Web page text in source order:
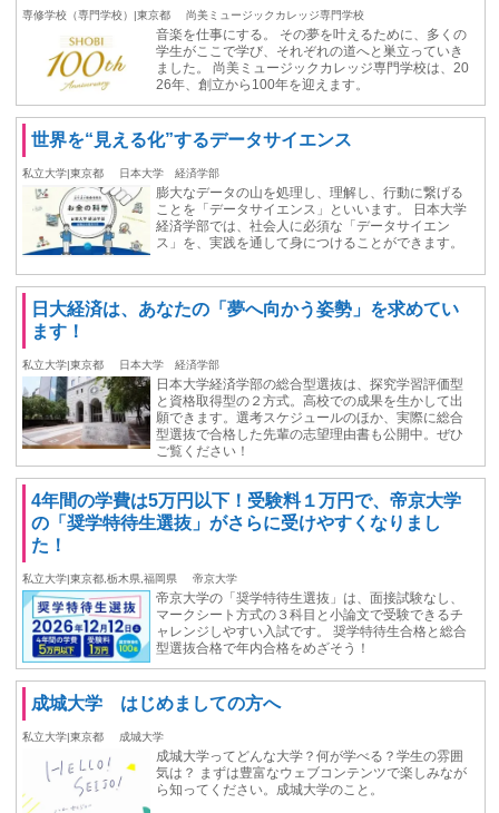
専修学校（専門学校）|東京都 尚美ミュージックカレッジ専門学校
音楽を仕事にする。 その夢を叶えるために、多くの
学生がここで学び、それぞれの道へと巣立っていき
ました。 尚美ミュージックカレッジ専門学校は、20
26年、創立から100年を迎えます。
世界を“見える化”するデータサイエンス
私立大学|東京都 日本大学 経済学部
膨大なデータの山を処理し、理解し、行動に繋げる
ことを「データサイエンス」といいます。 日本大学
経済学部では、社会人に必須な「データサイエン
ス」を、実践を通して身につけることができます。
日大経済は、あなたの「夢へ向かう姿勢」を求めてい
ます！
私立大学|東京都 日本大学 経済学部
日本大学経済学部の総合型選抜は、探究学習評価型
と資格取得型の２方式。高校での成果を生かして出
願できます。選考スケジュールのほか、実際に総合
型選抜で合格した先輩の志望理由書も公開中。ぜひ
ご覧ください！
4年間の学費は5万円以下！受験料１万円で、帝京大学
の「奨学特待生選抜」がさらに受けやすくなりまし
た！
私立大学|東京都,栃木県,福岡県 帝京大学
帝京大学の「奨学特待生選抜」は、面接試験なし、
マークシート方式の３科目と小論文で受験できるチ
ャレンジしやすい入試です。 奨学特待生合格と総合
型選抜合格で年内合格をめざそう！
成城大学 はじめましての方へ
私立大学|東京都 成城大学
成城大学ってどんな大学？何が学べる？学生の雰囲
気は？ まずは豊富なウェブコンテンツで楽しみなが
ら知ってください。成城大学のこと。